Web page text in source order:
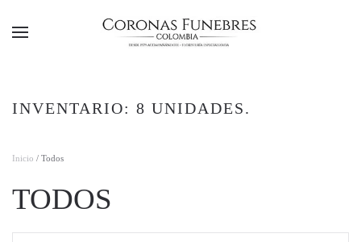
Ir al contenido principal
INVENTARIO: 8 UNIDADES.
Inicio / Todos
TODOS